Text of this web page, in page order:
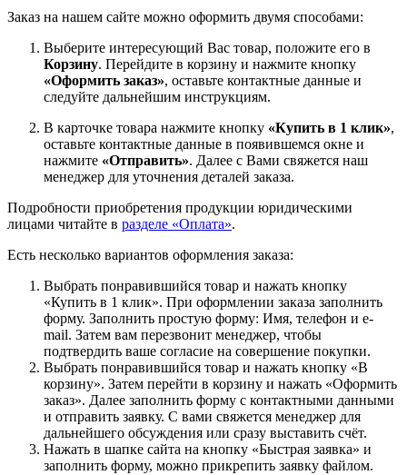
Заказ на нашем сайте можно оформить двумя способами:
Выберите интересующий Вас товар, положите его в
Корзину. Перейдите в корзину и нажмите кнопку
«Оформить заказ», оставьте контактные данные и
следуйте дальнейшим инструкциям.
В карточке товара нажмите кнопку «Купить в 1 клик»,
оставьте контактные данные в появившемся окне и
нажмите «Отправить». Далее с Вами свяжется наш
менеджер для уточнения деталей заказа.
Подробности приобретения продукции юридическими
лицами читайте в разделе «Оплата».
Есть несколько вариантов оформления заказа:
Выбрать понравившийся товар и нажать кнопку
«Купить в 1 клик». При оформлении заказа заполнить
форму. Заполнить простую форму: Имя, телефон и e-
mail. Затем вам перезвонит менеджер, чтобы
подтвердить ваше согласие на совершение покупки.
Выбрать понравившийся товар и нажать кнопку «В
корзину». Затем перейти в корзину и нажать «Оформить
заказ». Далее заполнить форму с контактными данными
и отправить заявку. С вами свяжется менеджер для
дальнейшего обсуждения или сразу выставить счёт.
Нажать в шапке сайта на кнопку «Быстрая заявка» и
заполнить форму, можно прикрепить заявку файлом.